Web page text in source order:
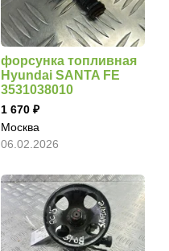
форсунка топливная
Hyundai SANTA FE
3531038010
1 670
Москва
06.02.2026